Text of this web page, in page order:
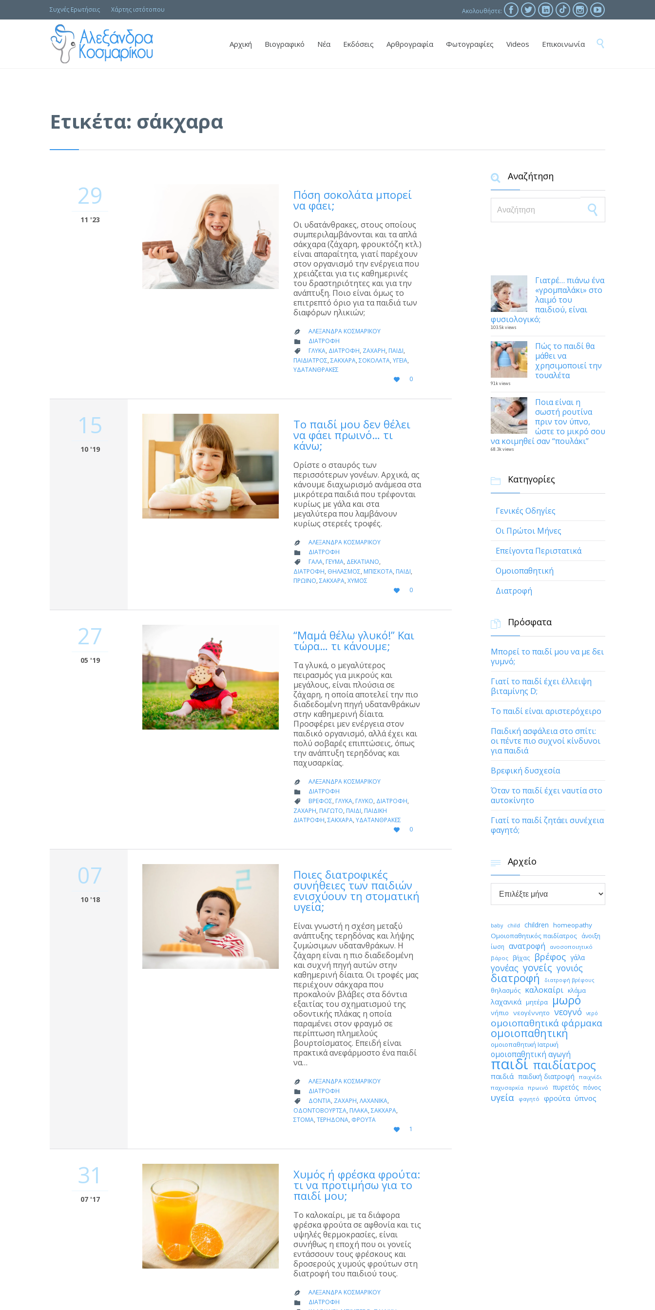
Συχνές Ερωτήσεις Χάρτης ιστότοπου Ακολουθήστε:     
Skip
to
Αρχική Βιογραφικό Νέα Εκδόσεις Αρθρογραφία Φωτογραφίες Videos Επικοινωνία 
Ετικέτα: σάκχαρα
29
11 '23
Πόση σοκολάτα μπορεί
να φάει;
Οι υδατάνθρακες, στους οποίους
συμπεριλαμβάνονται και τα απλά
σάκχαρα (ζάχαρη, φρουκτόζη κτλ.)
είναι απαραίτητα, γιατί παρέχουν
στον οργανισμό την ενέργεια που
χρειάζεται για τις καθημερινές
του δραστηριότητες και για την
ανάπτυξη. Ποιο είναι όμως το
επιτρεπτό όριο για τα παιδιά των
διαφόρων ηλικιών;
 ΑΛΕΞΆΝΔΡΑ ΚΟΣΜΑΡΊΚΟΥ
 CATEGORY
ΔΙΑΤΡΟΦΉ
 CATEGORY
ΓΛΥΚΆ, ΔΙΑΤΡΟΦΉ, ΖΆΧΑΡΗ, ΠΑΙΔΊ,
ΠΑΙΔΊΑΤΡΟΣ, ΣΆΚΧΑΡΑ, ΣΟΚΟΛΆΤΑ, ΥΓΕΊΑ,
ΥΔΑΤΆΝΘΡΑΚΕΣ

LOVE
IT
0
15
10 '19
Το παιδί μου δεν θέλει
να φάει πρωινό… τι
κάνω;
Ορίστε ο σταυρός των
περισσότερων γονέων. Αρχικά, ας
κάνουμε διαχωρισμό ανάμεσα στα
μικρότερα παιδιά που τρέφονται
κυρίως με γάλα και στα
μεγαλύτερα που λαμβάνουν
κυρίως στερεές τροφές.
 ΑΛΕΞΆΝΔΡΑ ΚΟΣΜΑΡΊΚΟΥ
 CATEGORY
ΔΙΑΤΡΟΦΉ
 CATEGORY
ΓΆΛΑ, ΓΕΎΜΑ, ΔΕΚΑΤΙΑΝΌ,
ΔΙΑΤΡΟΦΉ, ΘΗΛΑΣΜΌΣ, ΜΠΙΣΚΌΤΑ, ΠΑΙΔΊ,
ΠΡΩΙΝΌ, ΣΆΚΧΑΡΑ, ΧΥΜΌΣ

LOVE
IT
0
27
05 '19
“Μαμά θέλω γλυκό!” Και
τώρα… τι κάνουμε;
Τα γλυκά, ο μεγαλύτερος
πειρασμός για μικρούς και
μεγάλους, είναι πλούσια σε
ζάχαρη, η οποία αποτελεί την πιο
διαδεδομένη πηγή υδατανθράκων
στην καθημερινή δίαιτα.
Προσφέρει μεν ενέργεια στον
παιδικό οργανισμό, αλλά έχει και
πολύ σοβαρές επιπτώσεις, όπως
την ανάπτυξη τερηδόνας και
παχυσαρκίας.
 ΑΛΕΞΆΝΔΡΑ ΚΟΣΜΑΡΊΚΟΥ
 CATEGORY
ΔΙΑΤΡΟΦΉ
 CATEGORY
ΒΡΈΦΟΣ, ΓΛΥΚΆ, ΓΛΥΚΌ, ΔΙΑΤΡΟΦΉ,
ΖΆΧΑΡΗ, ΠΑΓΩΤΌ, ΠΑΙΔΊ, ΠΑΙΔΙΚΉ
ΔΙΑΤΡΟΦΉ, ΣΆΚΧΑΡΑ, ΥΔΑΤΆΝΘΡΑΚΕΣ

LOVE
IT
0
07
10 '18
Ποιες διατροφικές
συνήθειες των παιδιών
ενισχύουν τη στοματική
υγεία;
Είναι γνωστή η σχέση μεταξύ
ανάπτυξης τερηδόνας και λήψης
ζυμώσιμων υδατανθράκων. Η
ζάχαρη είναι η πιο διαδεδομένη
και συχνή πηγή αυτών στην
καθημερινή δίαιτα. Οι τροφές μας
περιέχουν σάκχαρα που
προκαλούν βλάβες στα δόντια
εξαιτίας του σχηματισμού της
οδοντικής πλάκας η οποία
παραμένει στον φραγμό σε
περίπτωση πλημελούς
βουρτσίσματος. Επειδή είναι
πρακτικά ανεφάρμοστο ένα παιδί
να…
 ΑΛΕΞΆΝΔΡΑ ΚΟΣΜΑΡΊΚΟΥ
 CATEGORY
ΔΙΑΤΡΟΦΉ
 CATEGORY
ΔΌΝΤΙΑ, ΖΆΧΑΡΗ, ΛΑΧΑΝΙΚΆ,
ΟΔΟΝΤΌΒΟΥΡΤΣΑ, ΠΛΆΚΑ, ΣΆΚΧΑΡΑ,
ΣΤΌΜΑ, ΤΕΡΗΔΌΝΑ, ΦΡΟΎΤΑ

LOVE
IT
1
31
07 '17
Χυμός ή φρέσκα φρούτα:
τι να προτιμήσω για το
παιδί μου;
Το καλοκαίρι, με τα διάφορα
φρέσκα φρούτα σε αφθονία και τις
υψηλές θερμοκρασίες, είναι
συνήθως η εποχή που οι γονείς
εντάσσουν τους φρέσκους και
δροσερούς χυμούς φρούτων στη
διατροφή του παιδιού τους.
 ΑΛΕΞΆΝΔΡΑ ΚΟΣΜΑΡΊΚΟΥ
 CATEGORY
ΔΙΑΤΡΟΦΉ
 Αναζήτηση
Γιατρέ… πιάνω ένα
«γρομπαλάκι» στο
λαιμό του
παιδιού, είναι
φυσιολογικό;
103.5k views
Πώς το παιδί θα
μάθει να
χρησιμοποιεί την
τουαλέτα
91k views
Ποια είναι η
σωστή ρουτίνα
πριν τον ύπνο,
ώστε το μικρό σου
να κοιμηθεί σαν “πουλάκι”
68.3k views
 Κατηγορίες
Γενικές Οδηγίες
Οι Πρώτοι Μήνες
Επείγοντα Περιστατικά
Ομοιοπαθητική
Διατροφή
 Πρόσφατα
Μπορεί το παιδί μου να με δει
γυμνό;
Γιατί το παιδί έχει έλλειψη
βιταμίνης D;
Το παιδί είναι αριστερόχειρο
Παιδική ασφάλεια στο σπίτι:
οι πέντε πιο συχνοί κίνδυνοι
για παιδιά
Βρεφική δυσχεσία
Όταν το παιδί έχει ναυτία στο
αυτοκίνητο
Γιατί το παιδί ζητάει συνέχεια
φαγητό;
 Αρχείο
Αρχείο
baby child children homeopathy
Ομοιοπαθητικός παιδίατρος άνοιξη
ίωση ανατροφή
ανοσοποιητικό
βάρος
βήχας βρέφος γάλα
γονέας γονείς γονιός
διατροφή διατροφή βρέφους
θηλασμός καλοκαίρι κλάμα
λαχανικά μητέρα μωρό
νήπιο νεογέννητο νεογνό νερό
ομοιοπαθητικά φάρμακα
ομοιοπαθητική
ομοιοπαθητική Ιατρική
ομοιοπαθητική αγωγή
παιδί παιδίατρος
παιδιά παιδική διατροφή
παιχνίδι
παχυσαρκία πρωινό πυρετός πόνος
υγεία φαγητό φρούτα ύπνος